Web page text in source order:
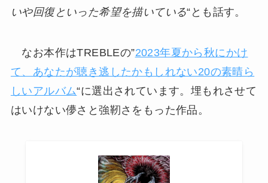
いや回復といった希望を描いている“とも話す。
なお本作はTREBLEの”2023年夏から秋にかけ
て、あなたが聴き逃したかもしれない20の素晴ら
しいアルバム“に選出されています。埋もれさせて
はいけない儚さと強靭さをもった作品。